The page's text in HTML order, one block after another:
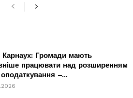
Карнаух: Громади мають
працювати над розширенням
–...